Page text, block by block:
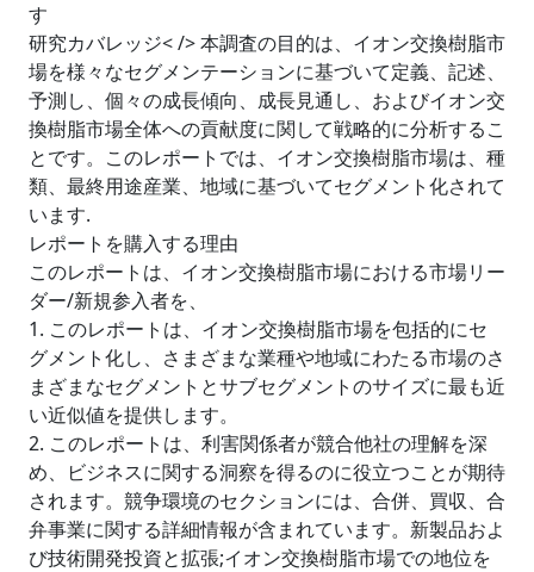
す
研究カバレッジ< /> 本調査の目的は、イオン交換樹脂市
場を様々なセグメンテーションに基づいて定義、記述、
予測し、個々の成長傾向、成長見通し、およびイオン交
換樹脂市場全体への貢献度に関して戦略的に分析するこ
とです。このレポートでは、イオン交換樹脂市場は、種
類、最終用途産業、地域に基づいてセグメント化されて
います.
レポートを購入する理由
このレポートは、イオン交換樹脂市場における市場リー
ダー/新規参入者を、
1. このレポートは、イオン交換樹脂市場を包括的にセ
グメント化し、さまざまな業種や地域にわたる市場のさ
まざまなセグメントとサブセグメントのサイズに最も近
い近似値を提供します。
2. このレポートは、利害関係者が競合他社の理解を深
め、ビジネスに関する洞察を得るのに役立つことが期待
されます。競争環境のセクションには、合併、買収、合
弁事業に関する詳細情報が含まれています。新製品およ
び技術開発投資と拡張;イオン交換樹脂市場での地位を